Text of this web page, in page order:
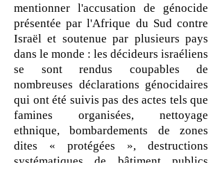
mentionner l'accusation de génocide
présentée par l'Afrique du Sud contre
Israël et soutenue par plusieurs pays
dans le monde : les décideurs israéliens
se sont rendus coupables de
nombreuses déclarations génocidaires
qui ont été suivis pas des actes tels que
famines organisées, nettoyage
ethnique, bombardements de zones
dites « protégées », destructions
systématiques de bâtiment publics